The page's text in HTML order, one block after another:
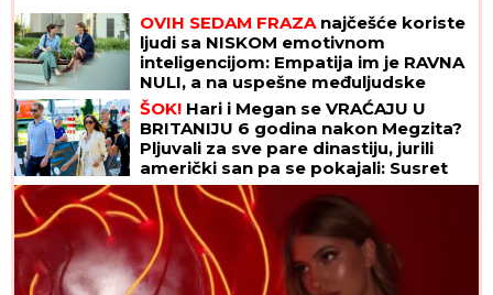
OVIH SEDAM FRAZAnajčešće koriste
ljudi sa NISKOM emotivnom
inteligencijom: Empatija im je RAVNA
NULI, a na uspešne međuljudske
odnose mogu da zaborave
ŠOK! Hari i Megan se VRAĆAJU U
BRITANIJU 6 godina nakon Megzita?
Pljuvali za sve pare dinastiju, jurili
američki san pa se pokajali: Susret
sa Čarlsom mogao bi da najavi
preokret